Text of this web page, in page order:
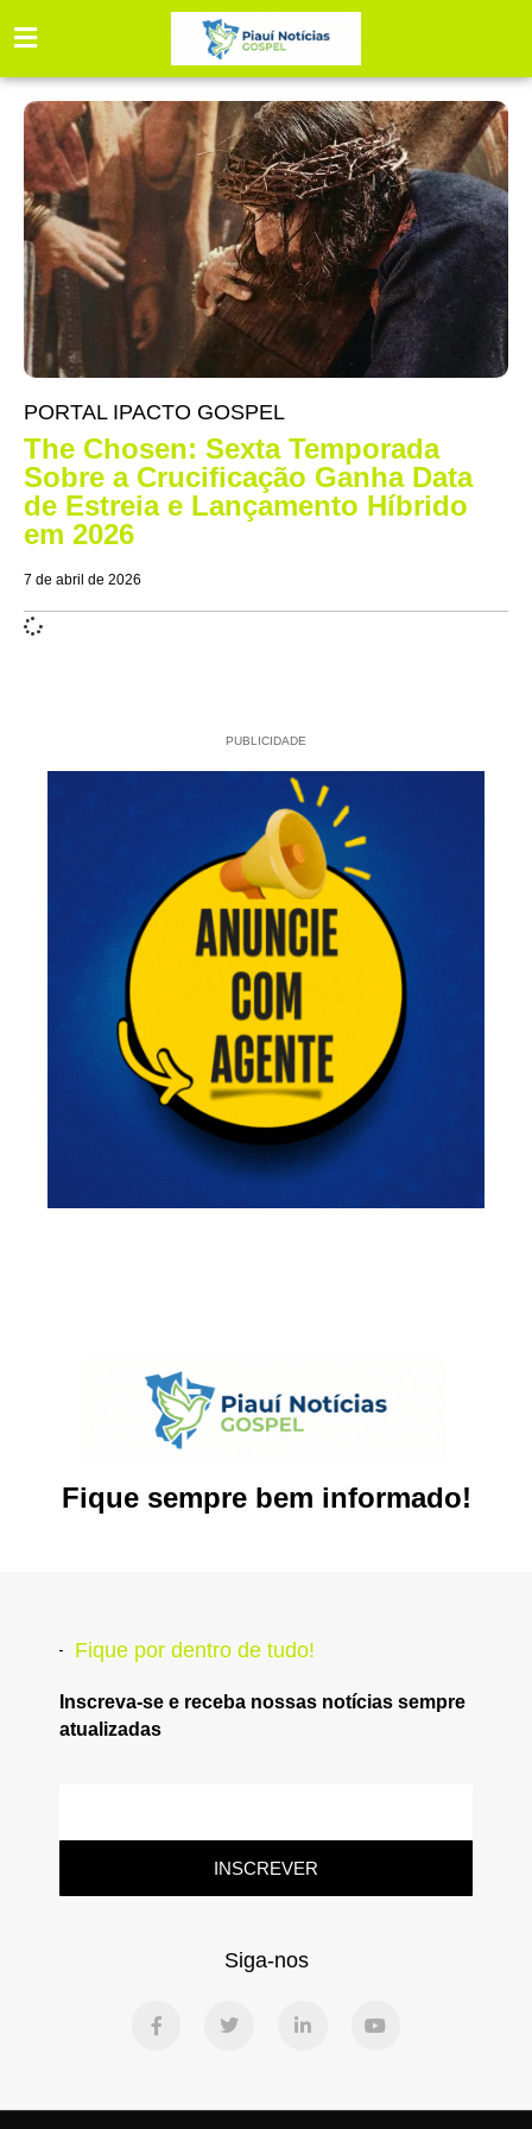
PORTAL IPACTO GOSPEL
The Chosen: Sexta Temporada
Sobre a Crucificação Ganha Data
de Estreia e Lançamento Híbrido
em 2026
7 de abril de 2026
PUBLICIDADE
Fique sempre bem informado!
Fique por dentro de tudo!
Inscreva-se e receba nossas notícias sempre
atualizadas
INSCREVER
Siga-nos